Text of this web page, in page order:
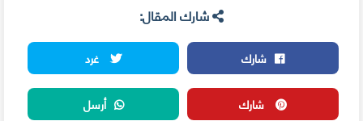
شارك المقال:
شارك
غرد
شارك
أرسل